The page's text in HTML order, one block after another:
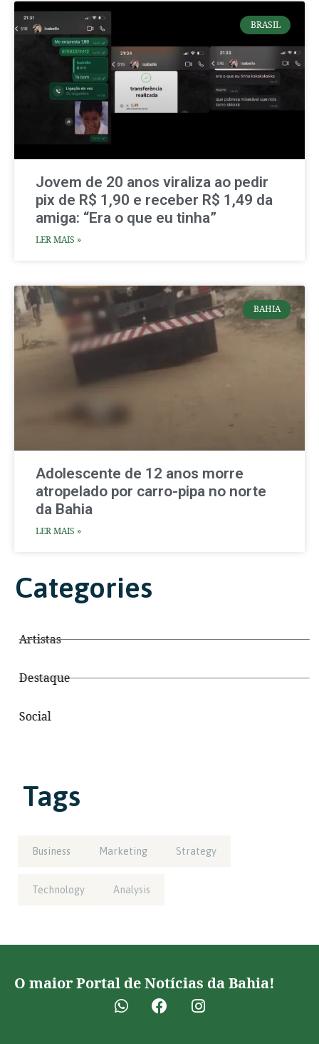
BRASIL
Jovem de 20 anos viraliza ao pedir
pix de R$ 1,90 e receber R$ 1,49 da
amiga: “Era o que eu tinha”
LER MAIS »
BAHIA
Adolescente de 12 anos morre
atropelado por carro-pipa no norte
da Bahia
LER MAIS »
Categories
Artistas
Destaque
Social
Tags
Business Marketing Strategy
Technology Analysis
O maior Portal de Notícias da Bahia!